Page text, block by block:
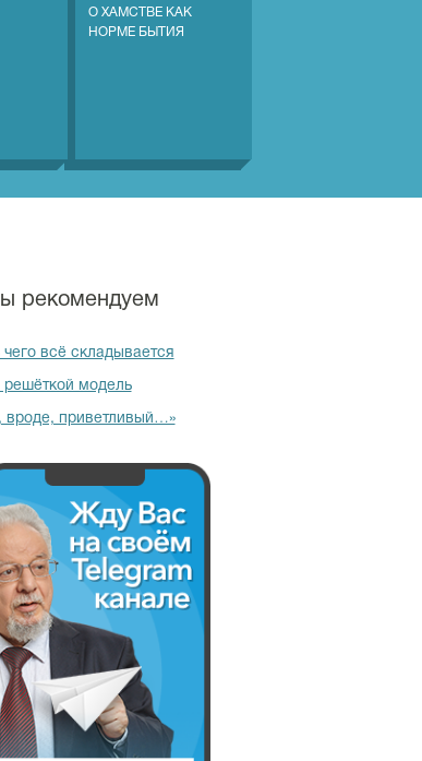
О ХАМСТВЕ КАК
НОРМЕ БЫТИЯ
рекомендуем
чего всё складывается
решёткой модель
вроде, приветливый…»